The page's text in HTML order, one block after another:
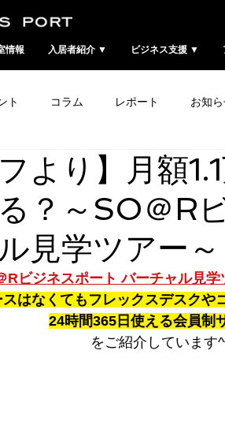
情報 入居者紹介 ▼ ビジネス支援 ▼
ト コラム レポート お知
より】月額
？～SO＠R
見学ツアー～
Rビジネスポート バーチャル見学
はなくてもフレックスデスクや
24時間365日使える会員制
をご紹介しています